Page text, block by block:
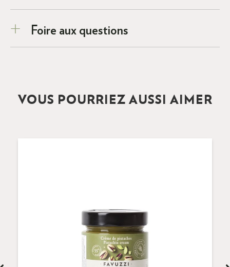
Foire aux questions
VOUS POURRIEZ AUSSI AIMER